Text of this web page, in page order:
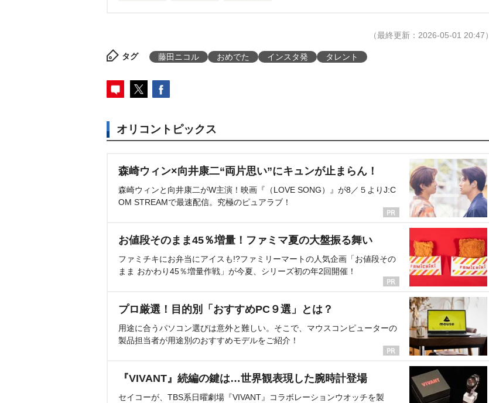
（最終更新：2026-05-01 20:47）
タグ 藤田ニコル おめでた インスタ発 タレント
オリコントピックス
森崎ウィン×向井康二“両片思い”にキュンが止まらん！
森崎ウィンと向井康二がW主演！映画『（LOVE SONG）』が8／５よりJ:C
OM STREAMで最速配信。究極のピュアラブ！
お値段そのまま45％増量！ファミマ夏の大盤振る舞い
ファミチキにお弁当にアイスも!?ファミリーマートの人気企画「お値段その
まま おかわり45％増量作戦」が今夏、シリーズ初の年2回開催！
プロ厳選！目的別「おすすめPC９選」とは？
用途に合うパソコン選びは意外と難しい。そこで、マウスコンピューターの
製品担当者が用途別のおすすめモデルをご紹介！
『VIVANT』続編の鍵は…世界観表現した腕時計登場
セイコーが、TBS系日曜劇場『VIVANT』コラボレーションウオッチを製